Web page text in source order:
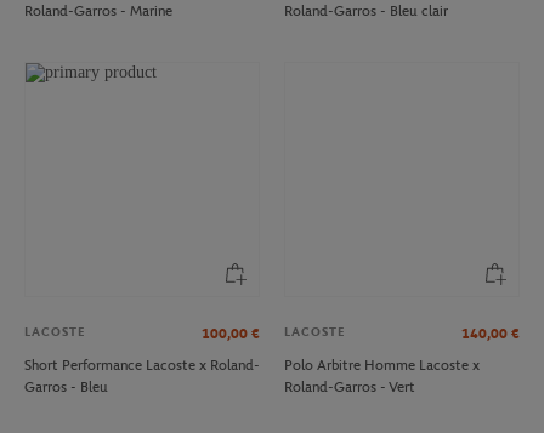
Roland-Garros - Marine
Roland-Garros - Bleu clair
LACOSTE 100,00 €
Short Performance Lacoste x Roland-
Garros - Bleu
LACOSTE 140,00 €
Polo Arbitre Homme Lacoste x
Roland-Garros - Vert